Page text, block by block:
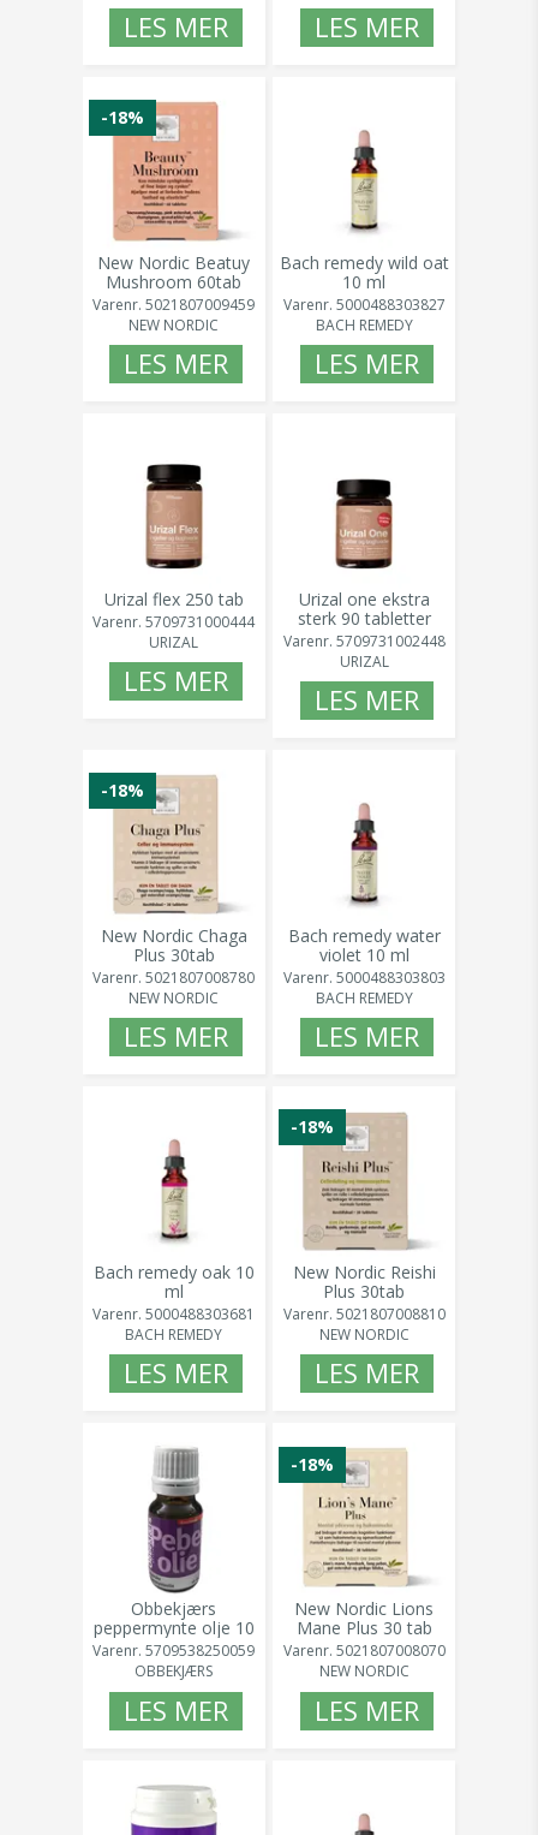
LES MER LES MER
-18%
New Nordic Beatuy
Mushroom 60tab
Varenr. 5021807009459
NEW NORDIC
LES MER
Bach remedy wild oat
10 ml
Varenr. 5000488303827
BACH REMEDY
LES MER
Urizal flex 250 tab
Varenr. 5709731000444
URIZAL
LES MER
Urizal one ekstra
sterk 90 tabletter
Varenr. 5709731002448
URIZAL
LES MER
-18%
New Nordic Chaga
Plus 30tab
Varenr. 5021807008780
NEW NORDIC
LES MER
Bach remedy water
violet 10 ml
Varenr. 5000488303803
BACH REMEDY
LES MER
Bach remedy oak 10
ml
Varenr. 5000488303681
BACH REMEDY
LES MER
-18%
New Nordic Reishi
Plus 30tab
Varenr. 5021807008810
NEW NORDIC
LES MER
Obbekjærs
peppermynte olje 10
ml
Varenr. 5709538250059
OBBEKJÆRS
LES MER
-18%
New Nordic Lions
Mane Plus 30 tab
Varenr. 5021807008070
NEW NORDIC
LES MER